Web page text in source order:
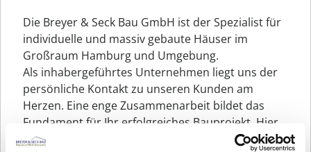
Die Breyer & Seck Bau GmbH ist der Spezialist für
individuelle und massiv gebaute Häuser im
Großraum Hamburg und Umgebung.
Als inhabergeführtes Unternehmen liegt uns der
persönliche Kontakt zu unseren Kunden am
Herzen. Eine enge Zusammenarbeit bildet das
Fundament für Ihr erfolgreiches Bauprojekt. Hier
sehen Sie eines unserer Referenzhäuser und